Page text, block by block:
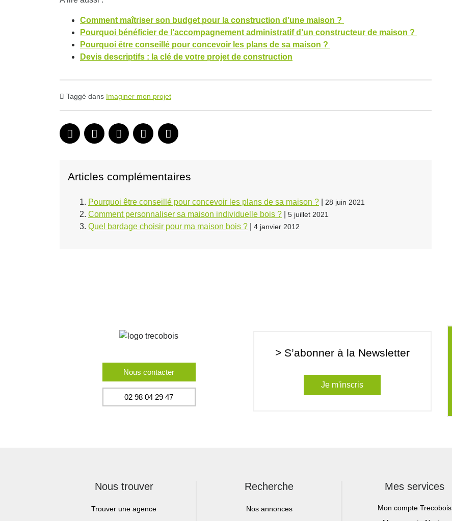
Comment maîtriser son budget pour la construction d’une maison ?
Pourquoi bénéficier de l’accompagnement administratif d’un constructeur de maison ?
Pourquoi être conseillé pour concevoir les plans de sa maison ?
Devis descriptifs : la clé de votre projet de construction
Taggé dans Imaginer mon projet
Articles complémentaires
Pourquoi être conseillé pour concevoir les plans de sa maison ? 28 juin 2021
Comment personnaliser sa maison individuelle bois ? 5 juillet 2021
Quel bardage choisir pour ma maison bois ? 4 janvier 2012
Nous contacter
02 98 04 29 47
> S’abonner à la Newsletter
Je m'inscris
Nous trouver
Trouver une agence
Recherche
Nos annonces
Mes services
Mon compte Trecobois